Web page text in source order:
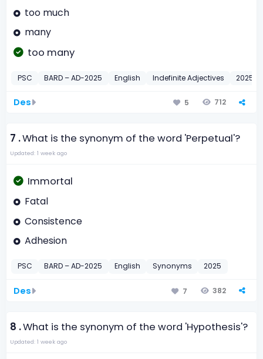
too much
many
too many
PSC BARD – AD-2025 English Indefinite Adjectives 2025
Des 5 712
7 .What is the synonym of the word 'Perpetual'?
Updated: 1 week ago
Immortal
Fatal
Consistence
Adhesion
PSC BARD – AD-2025 English Synonyms 2025
Des 7 382
8 .What is the synonym of the word 'Hypothesis'?
Updated: 1 week ago